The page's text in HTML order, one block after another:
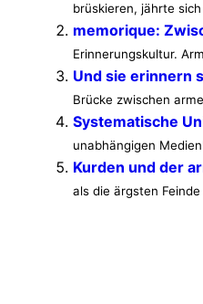
brüskieren, jährte
memorique:
Erinnerungskultur.
Und sie erinnern
Brücke zwischen
Systematische
unabhängigen
Kurden und der
als die ärgsten